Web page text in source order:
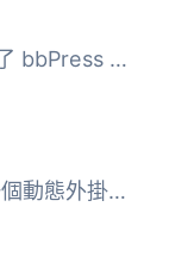
添加各種擴展工具到實施了 bbPress 外掛的論壇。目前的功能包...
EM Cost Calculator 是一個動態外掛，讓您可以編輯任何服務、...